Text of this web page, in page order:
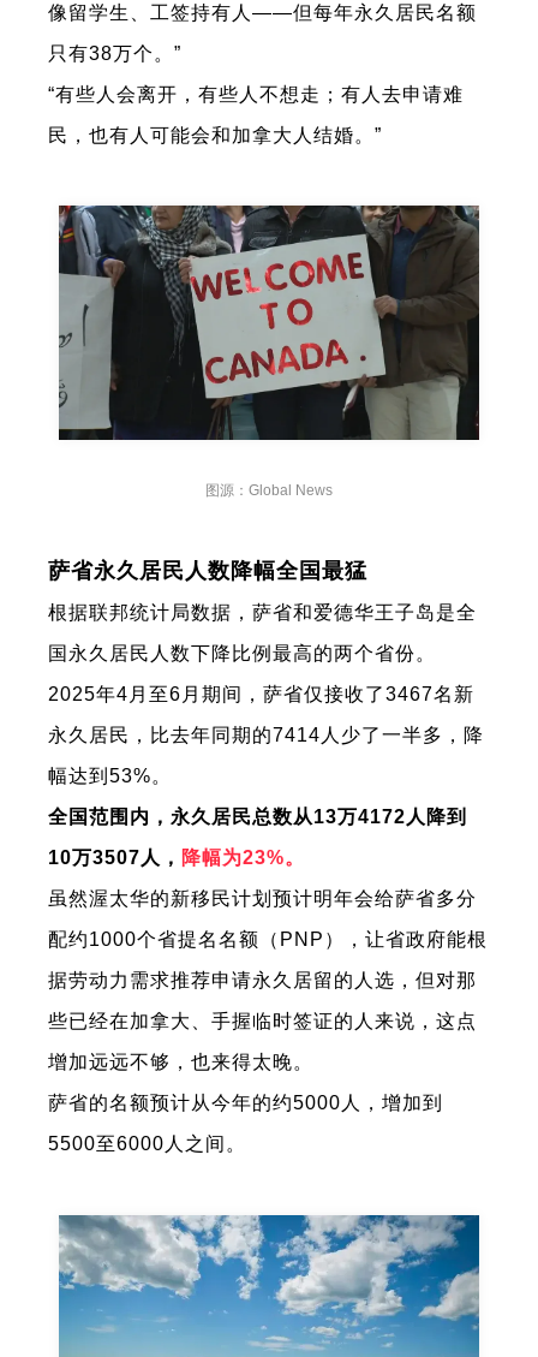
像留学生、工签持有人——但每年永久居民名额
只有38万个。”
“有些人会离开，有些人不想走；有人去申请难
民，也有人可能会和加拿大人结婚。”
图源：Global News
萨省永久居民人数降幅全国最猛
根据联邦统计局数据，萨省和爱德华王子岛是全
国永久居民人数下降比例最高的两个省份。
2025年4月至6月期间，萨省仅接收了3467名新
永久居民，比去年同期的7414人少了一半多，降
幅达到53%。
全国范围内，永久居民总数从13万4172人降到
10万3507人， 降幅为23%。
虽然渥太华的新移民计划预计明年会给萨省多分
配约1000个省提名名额（PNP），让省政府能根
据劳动力需求推荐申请永久居留的人选，但对那
些已经在加拿大、手握临时签证的人来说，这点
增加远远不够，也来得太晚。
萨省的名额预计从今年的约5000人，增加到
5500至6000人之间。